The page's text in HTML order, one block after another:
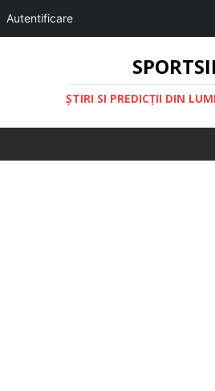
Autentificare
ŞTIRI SI PREDICŢII DIN